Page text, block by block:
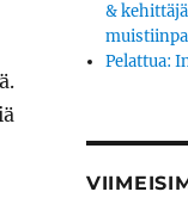
&
Pelattua: